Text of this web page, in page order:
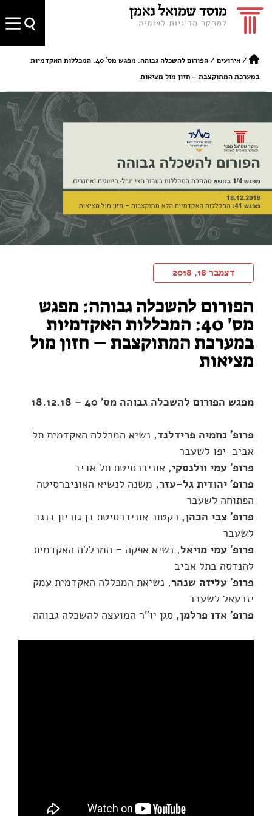
/אירועים /
הפורום להשכלה גבוהה: מפגש מס' 40: המכללות האקדמיות
במערכת המתוקצבת – חזון מול מציאות
דצמבר 18, 2018
הפורום להשכלה גבוהה: מפגש
מס' 40: המכללות האקדמיות
במערכת המתוקצבת – חזון מול
מציאות
מפגש הפורום להשכלה גבוהה מס' 40 –
18.12.18
פרופ' נחמיה פרידלנד, נשיא המכללה האקדמית תל
אביב-יפו לשעבר
פרופ' עמי וולנסקי, אוניברסיטת תל אביב
פרופ' יהודית גל-עזר, משנה לנשיא האוניברסיטה
הפתוחה לשעבר
פרופ' צבי הכהן, רקטור אוניברסיטת בן גוריון בנגב
לשעבר
פרופ' עמי מויאל, נשיא אפקה – המכללה האקדמית
להנדסה בתל אביב
פרופ' עליזה שנהר, נשיאת המכללה האקדמית עמק
יזרעאל לשעבר
פרופ' אדו פרלמן, סגן יו"ר המועצה להשכלה גבוהה